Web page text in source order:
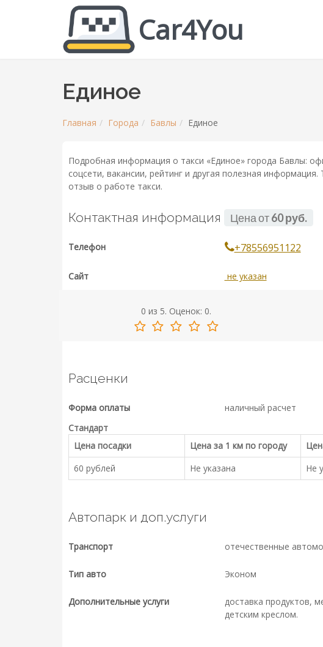
Car4You
Единое
Главная Города Бавлы Единое
Подробная информация о такси «Единое» города Бавлы:
соцсети, вакансии, рейтинг и другая полезная
отзыв о работе такси.
Контактная информация Цена от60 руб.
Телефон +78556951122
Сайт не указан
0 из 5. Оценок: 0.
Расценки
Форма оплаты
наличный расчет
Стандарт
Цена посадки
Цена за 1 км по городу
60 рублей
Не указана Не
Автопарк и доп.услуги
Транспорт отечественные
Тип авто Эконом
Дополнительные услуги
доставка продуктов,
детским креслом.